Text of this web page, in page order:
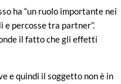
ha “un ruolo importante nei
percosse tra partner”.
il fatto che gli effetti
e quindi il soggetto non è in